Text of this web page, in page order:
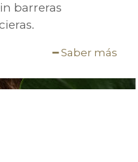
barreras
━ Saber más